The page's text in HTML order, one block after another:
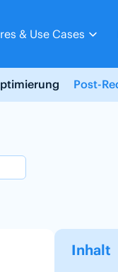
& Use Cases
Post-
Inhalt